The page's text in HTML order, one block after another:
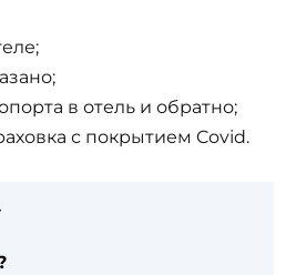
в отель и обратно;
с покрытием Covid.